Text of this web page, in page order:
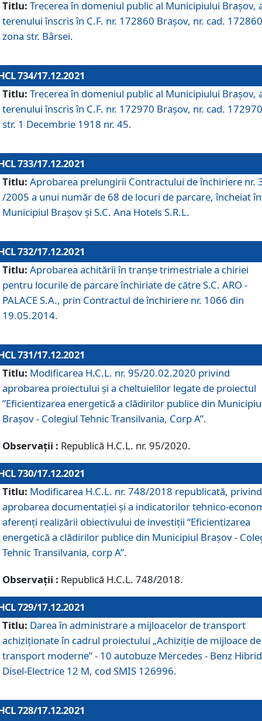
Titlu: Trecerea în domeniul public al Municipiului Braşov,
terenului înscris în C.F. nr. 172860 Brașov, nr. cad.
zona str. Bârsei.
734/17.12.2021
Titlu: Trecerea în domeniul public al Municipiului Braşov,
terenului înscris în C.F. nr. 172970 Brașov, nr. cad.
str. 1 Decembrie 1918 nr. 45.
733/17.12.2021
Titlu: Aprobarea prelungirii Contractului de închiriere nr.
/2005 a unui număr de 68 de locuri de parcare, încheiat
Municipiul Braşov şi S.C. Ana Hotels S.R.L.
732/17.12.2021
Titlu: Aprobarea achitării în tranșe trimestriale a chiriei
pentru locurile de parcare închiriate de către S.C. ARO -
PALACE S.A., prin Contractul de închiriere nr. 1066 din
19.05.2014.
731/17.12.2021
Titlu: Modificarea H.C.L. nr. 95/20.02.2020 privind
aprobarea proiectului și a cheltuielilor legate de proiectul
”Eficientizarea energetică a clădirilor publice din
Brașov - Colegiul Tehnic Transilvania, Corp A”.
Observații : Republică H.C.L. nr. 95/2020.
730/17.12.2021
Titlu: Modificarea H.C.L. nr. 748/2018 republicată, privind
aprobarea documentației și a indicatorilor tehnico-
aferenți realizării obiectivului de investiții “Eficientizarea
energetică a clădirilor publice din Municipiul Brașov -
Tehnic Transilvania, corp A”.
Observații : Republică H.C.L. 748/2018.
729/17.12.2021
Titlu: Darea în administrare a mijloacelor de transport
achiziționate în cadrul proiectului „Achiziţie de mijloace de
transport moderne” - 10 autobuze Mercedes - Benz Hibrid
Disel-Electrice 12 M, cod SMIS 126996.
728/17.12.2021